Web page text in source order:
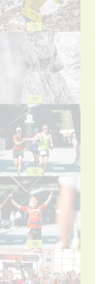
72
74
76
78